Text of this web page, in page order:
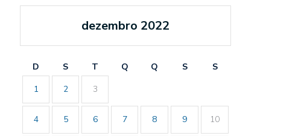
dezembro 2022
D S T Q Q S
S
1
2 3
4 5 6 7 8 9 10